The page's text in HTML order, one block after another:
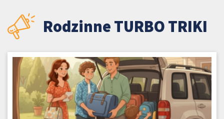
Rodzinne TURBO TRIKI